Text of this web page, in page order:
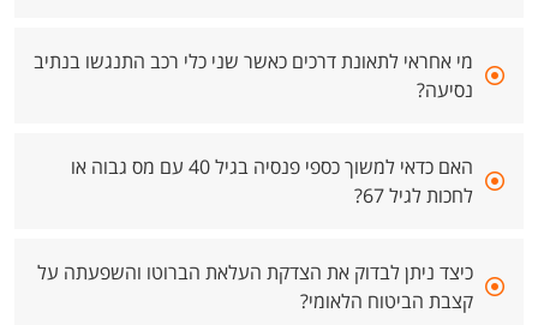
מי אחראי לתאונת דרכים כאשר שני כלי רכב התנגשו בנתיב
נסיעה?
האם כדאי למשוך כספי פנסיה בגיל 40 עם מס גבוה או
לחכות לגיל 67?
כיצד ניתן לבדוק את הצדקת העלאת הברוטו והשפעתה על
קצבת הביטוח הלאומי?